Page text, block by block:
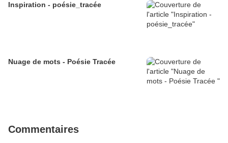
Inspiration - poésie_tracée
Nuage de mots - Poésie Tracée
Commentaires